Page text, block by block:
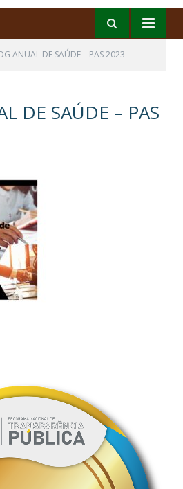
ANUAL DE SAÚDE – PAS 2023
DE SAÚDE – PAS